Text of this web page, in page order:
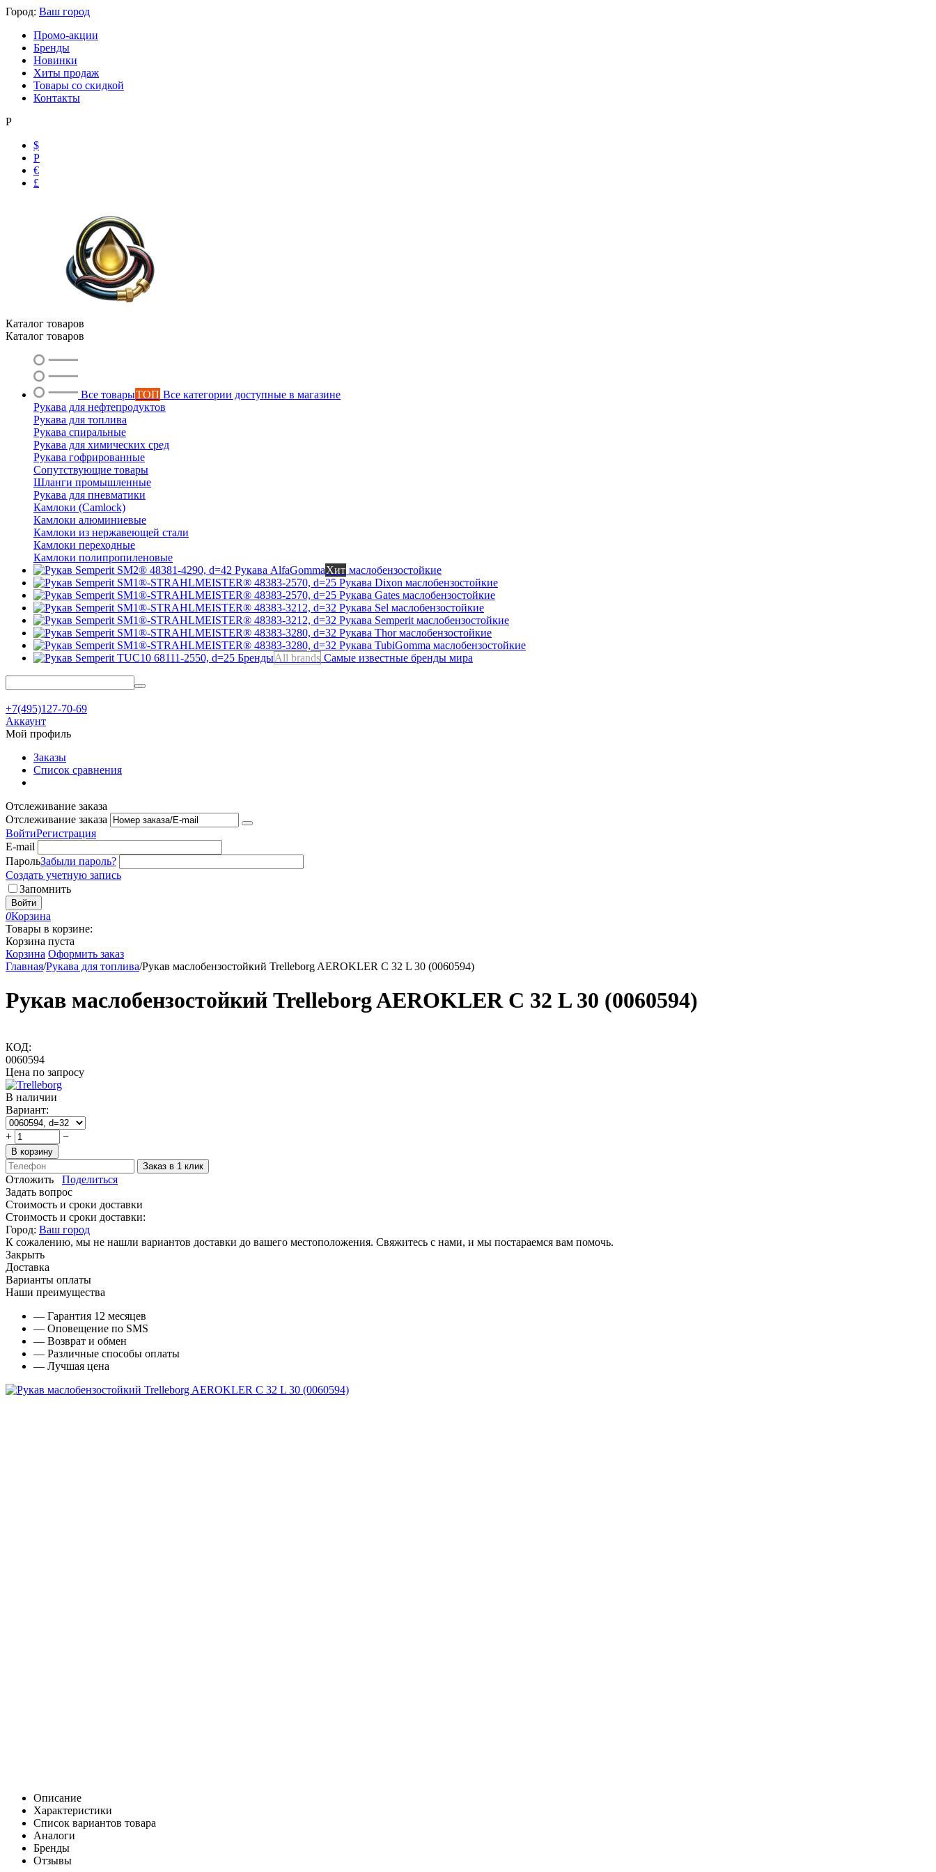
Город: Ваш город
Промо-акции
Бренды
Новинки
Хиты продаж
Товары со скидкой
Контакты
Р
$
Р
€
£
Каталог товаров
Каталог товаров
Все товарыТОП Все категории доступные в магазине
Рукава для нефтепродуктов
Рукава для топлива
Рукава спиральные
Рукава для химических сред
Рукава гофрированные
Сопутствующие товары
Шланги промышленные
Рукава для пневматики
Камлоки (Camlock)
Камлоки алюминиевые
Камлоки из нержавеющей стали
Камлоки переходные
Камлоки полипропиленовые
Рукава AlfaGommaХит маслобензостойкие
Рукава Dixon маслобензостойкие
Рукава Gates маслобензостойкие
Рукава Sel маслобензостойкие
Рукава Semperit маслобензостойкие
Рукава Thorмаслобензостойкие
Рукава TubiGomma маслобензостойкие
БрендыAll brands Самые известные бренды мира
+7(495)127-70-69
Аккаунт
Мой профиль
Заказы
Список сравнения
Отслеживание заказа
Отслеживание заказа
ВойтиРегистрация
E-mail
ПарольЗабыли пароль?
Создать учетную запись
Запомнить
Войти
0Корзина
Товары в корзине:
Корзина пуста
Корзина Оформить заказ
Главная/Рукава для топлива/Рукав маслобензостойкий Trelleborg AEROKLER C 32 L 30 (0060594)
Рукав маслобензостойкий Trelleborg AEROKLER C 32 L 30 (0060594)
КОД:
0060594
Цена по запросу
В наличии
Вариант:
+ −
В корзину
Заказ в 1 клик
Отложить
Поделиться
Задать вопрос
Стоимость и сроки доставки
Стоимость и сроки доставки:
Город: Ваш город
К сожалению, мы не нашли вариантов доставки до вашего местоположения. Свяжитесь с нами, и мы постараемся вам помочь.
Закрыть
Доставка
Варианты оплаты
Наши преимущества
— Гарантия 12 месяцев
— Оповещение по SMS
— Возврат и обмен
— Различные способы оплаты
— Лучшая цена
Описание
Характеристики
Список вариантов товара
Аналоги
Бренды
Отзывы